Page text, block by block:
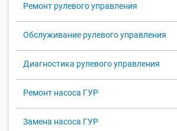
Ремонт рулевого управления
Обслуживание рулевого управления
Диагностика рулевого управления
Ремонт насоса ГУР
Замена насоса ГУР